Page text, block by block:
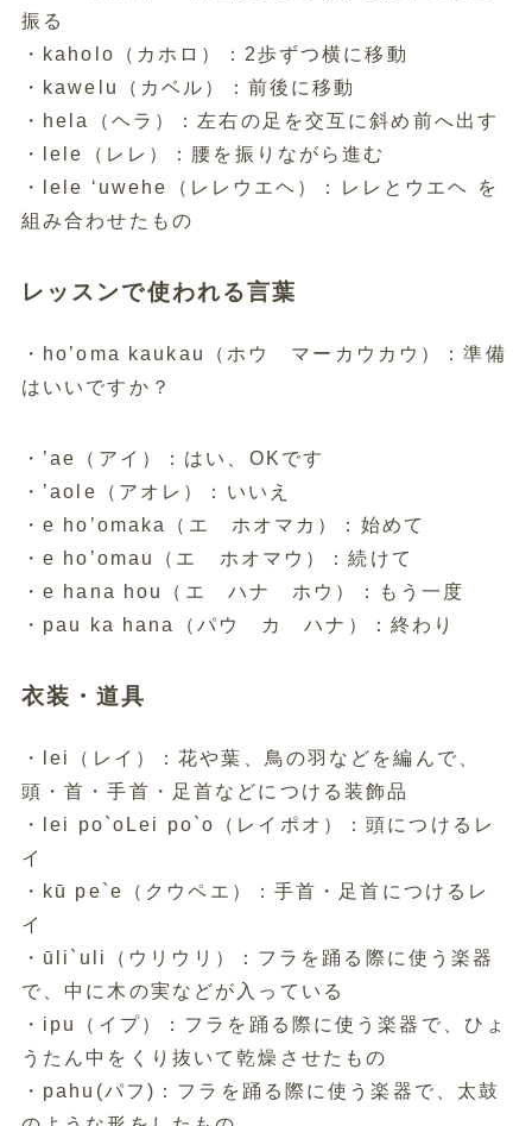
振る
・kaholo（カホロ）：2歩ずつ横に移動
・kawelu（カベル）：前後に移動
・hela（ヘラ）：左右の足を交互に斜め前へ出す
・lele（レレ）：腰を振りながら進む
・lele ʻuwehe（レレウエヘ）：レレとウエヘ を
組み合わせたもの
レッスンで使われる言葉
・ho’oma kaukau（ホウ マーカウカウ）：準備
はいいですか？
・’ae（アイ）：はい、OKです
・’aole（アオレ）：いいえ
・e ho’omaka（エ ホオマカ）：始めて
・e ho’omau（エ ホオマウ）：続けて
・e hana hou（エ ハナ ホウ）：もう一度
・pau ka hana（パウ カ ハナ）：終わり
衣装・道具
・lei（レイ）：花や葉、鳥の羽などを編んで、
頭・首・手首・足首などにつける装飾品
・lei po`oLei po`o（レイポオ）：頭につけるレ
イ
・kū pe`e（クウペエ）：手首・足首につけるレ
イ
・ūli`uli（ウリウリ）：フラを踊る際に使う楽器
で、中に木の実などが入っている
・ipu（イプ）：フラを踊る際に使う楽器で、ひょ
うたん中をくり抜いて乾燥させたもの
・pahu(パフ)：フラを踊る際に使う楽器で、太鼓